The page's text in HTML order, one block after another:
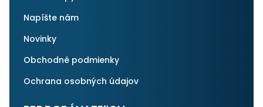
Napíšte nám
Novinky
Obchodné podmienky
Ochrana osobných údajov